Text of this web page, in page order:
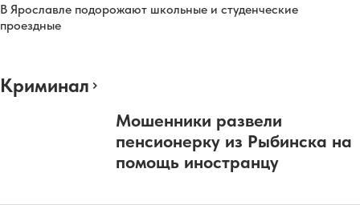
В Ярославле подорожают школьные и студенческие
проездные
Криминал
Мошенники развели
пенсионерку из Рыбинска на
помощь иностранцу